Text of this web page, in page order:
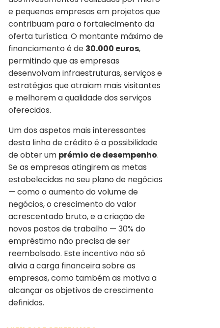
e pequenas empresas em projetos que
contribuam para o fortalecimento da
oferta turística. O montante máximo de
financiamento é de 30.000 euros,
permitindo que as empresas
desenvolvam infraestruturas, serviços e
estratégias que atraiam mais visitantes
e melhorem a qualidade dos serviços
oferecidos.
Um dos aspetos mais interessantes
desta linha de crédito é a possibilidade
de obter um prémio de desempenho.
Se as empresas atingirem as metas
estabelecidas no seu plano de negócios
— como o aumento do volume de
negócios, o crescimento do valor
acrescentado bruto, e a criação de
novos postos de trabalho — 30% do
empréstimo não precisa de ser
reembolsado. Este incentivo não só
alivia a carga financeira sobre as
empresas, como também as motiva a
alcançar os objetivos de crescimento
definidos.